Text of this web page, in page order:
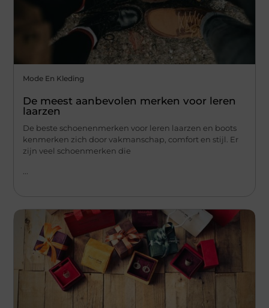
Mode En Kleding
De meest aanbevolen merken voor leren
laarzen
De beste schoenenmerken voor leren laarzen en boots
kenmerken zich door vakmanschap, comfort en stijl. Er
zijn veel schoenmerken die